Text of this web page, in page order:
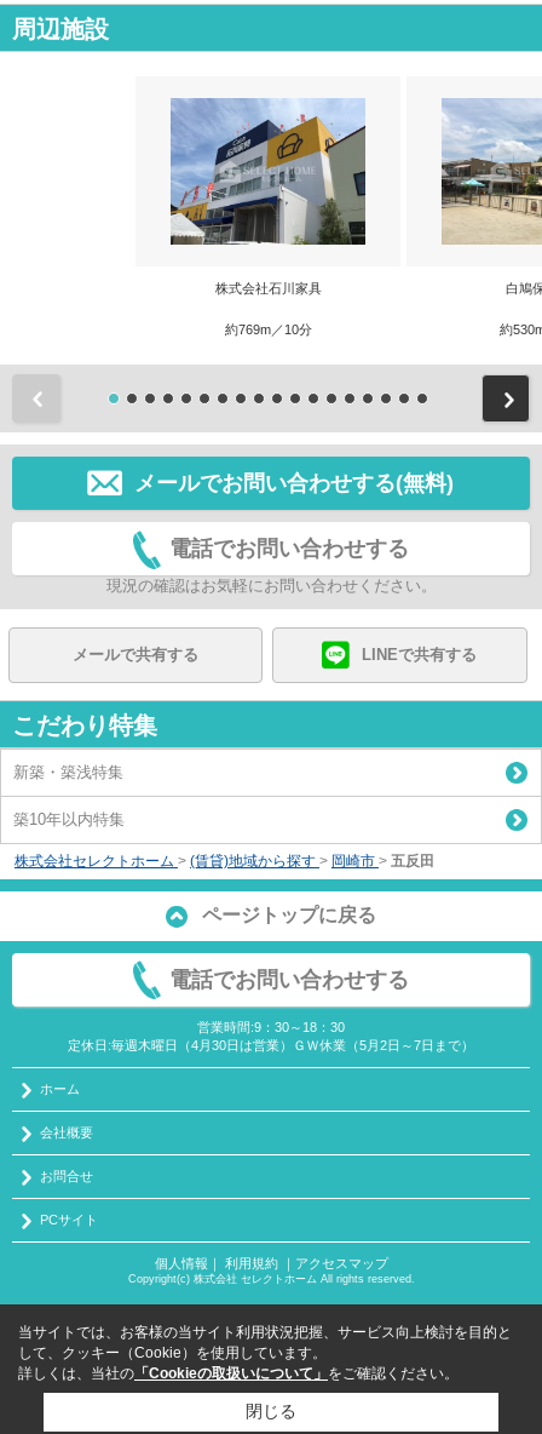
周辺施設
株式会社石川家具
約769m／10分
白鳩
約
メールでお問い合わせする(無料)
電話でお問い合わせする
現況の確認はお気軽にお問い合わせください。
メールで共有する LINEで共有する
こだわり特集
新築・築浅特集
築10年以内特集
株式会社セレクトホーム > (賃貸)地域から探す > 岡崎市 > 五反田
ページトップに戻る
電話でお問い合わせする
営業時間:9：30～18：30
定休日:毎週木曜日（4月30日は営業）ＧＷ休業（5月2日～7日まで）
ホーム
会社概要
お問合せ
PCサイト
個人情報 利用規約｜ アクセスマップ
Copyright(c) 株式会社 セレクトホーム All rights reserved.
当サイトでは、お客様の当サイト利用状況把握、サービス向上検討を目的と
して、クッキー（Cookie）を使用しています。
詳しくは、当社の 「Cookieの取扱いについて」 をご確認ください。
閉じる